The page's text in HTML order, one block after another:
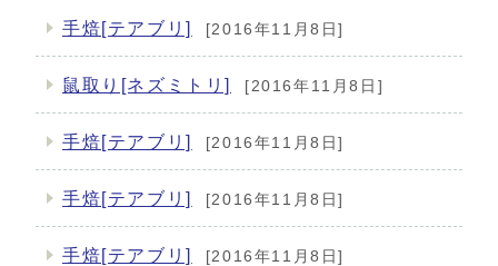
手焙[テアブリ] [2016年11月8日]
鼠取り[ネズミトリ] [2016年11月8日]
手焙[テアブリ] [2016年11月8日]
手焙[テアブリ] [2016年11月8日]
手焙[テアブリ] [2016年11月8日]